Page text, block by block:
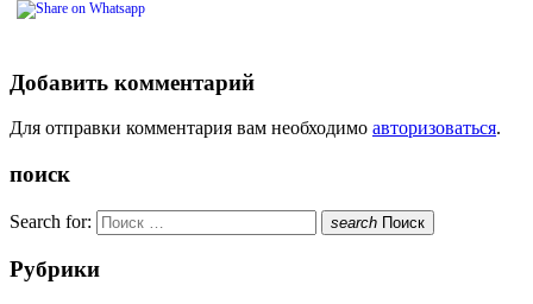
Добавить комментарий
Для отправки комментария вам необходимо авторизоваться.
поиск
Search for: search Поиск
Рубрики